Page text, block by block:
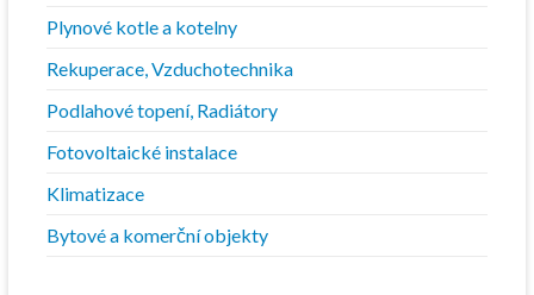
Plynové kotle a kotelny
Rekuperace, Vzduchotechnika
Podlahové topení, Radiátory
Fotovoltaické instalace
Klimatizace
Bytové a komerční objekty